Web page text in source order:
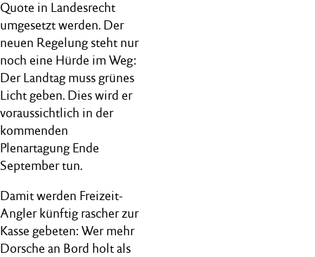
Quote in Landesrecht
umgesetzt werden. Der
neuen Regelung steht nur
noch eine Hürde im Weg:
Der Landtag muss grünes
Licht geben. Dies wird er
voraussichtlich in der
kommenden
Plenartagung Ende
September tun.
Damit werden Freizeit-
Angler künftig rascher zur
Kasse gebeten: Wer mehr
Dorsche an Bord holt als